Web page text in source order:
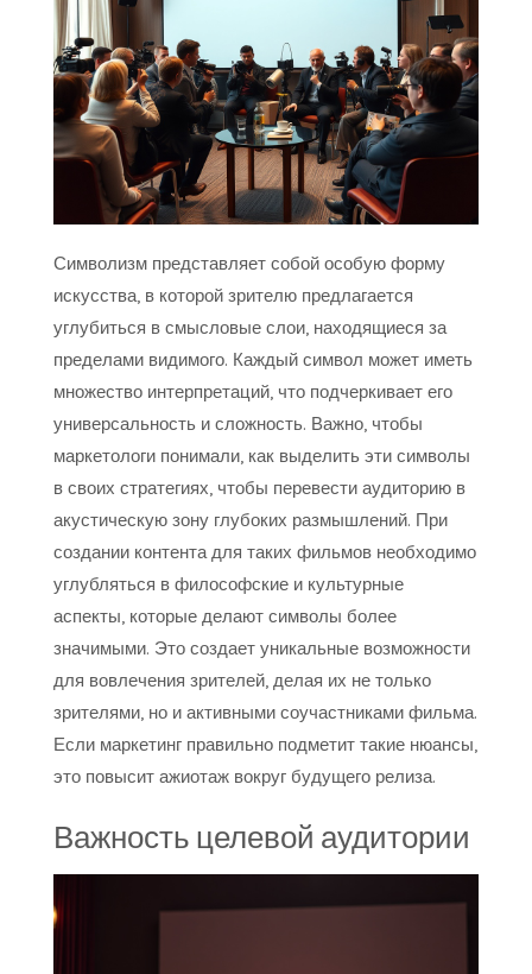
Символизм представляет собой особую форму
искусства, в которой зрителю предлагается
углубиться в смысловые слои, находящиеся за
пределами видимого. Каждый символ может иметь
множество интерпретаций, что подчеркивает его
универсальность и сложность. Важно, чтобы
маркетологи понимали, как выделить эти символы
в своих стратегиях, чтобы перевести аудиторию в
акустическую зону глубоких размышлений. При
создании контента для таких фильмов необходимо
углубляться в философские и культурные
аспекты, которые делают символы более
значимыми. Это создает уникальные возможности
для вовлечения зрителей, делая их не только
зрителями, но и активными соучастниками фильма.
Если маркетинг правильно подметит такие нюансы,
это повысит ажиотаж вокруг будущего релиза.
Важность целевой аудитории